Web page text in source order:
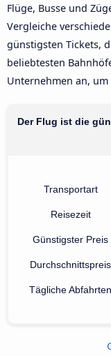
Flüge, Busse und
Vergleiche
günstigsten Tickets,
beliebtesten
Unternehmen an,
Der Flug ist die
Transportart
Reisezeit
Günstigster Preis
Durchschnittspreis
Tägliche Abfahrten